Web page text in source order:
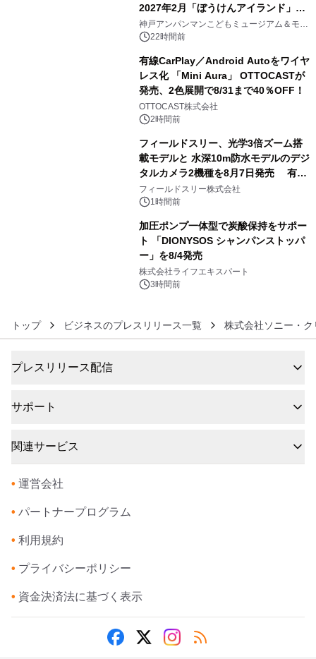
2027年2月「ぼうけんアイランド」が
オープン
神戸アンパンマンこどもミュージアム＆モー
ル 22時間前
有線CarPlay／Android Autoをワイヤ
レス化 「Mini Aura」 OTTOCASTが
発売、2色展開で8/31まで40％OFF！
OTTOCAST株式会社
2時間前
フィールドスリー、光学3倍ズーム搭
載モデルと 水深10m防水モデルのデジ
タルカメラ2機種を8月7日発売 有効
約1300万画素、用途別に選べるコンデ
ジ新登場
フィールドスリー株式会社
1時間前
加圧ポンプ一体型で炭酸保持をサポー
ト 「DIONYSOS シャンパンストッパ
ー」を8/4発売
株式会社ライフエキスパート
3時間前
トップ ビジネスのプレスリリース一覧 株式会社ソニー・
プレスリリース配信
サポート
関連サービス
• 運営会社
• パートナープログラム
• 利用規約
• プライバシーポリシー
• 資金決済法に基づく表示